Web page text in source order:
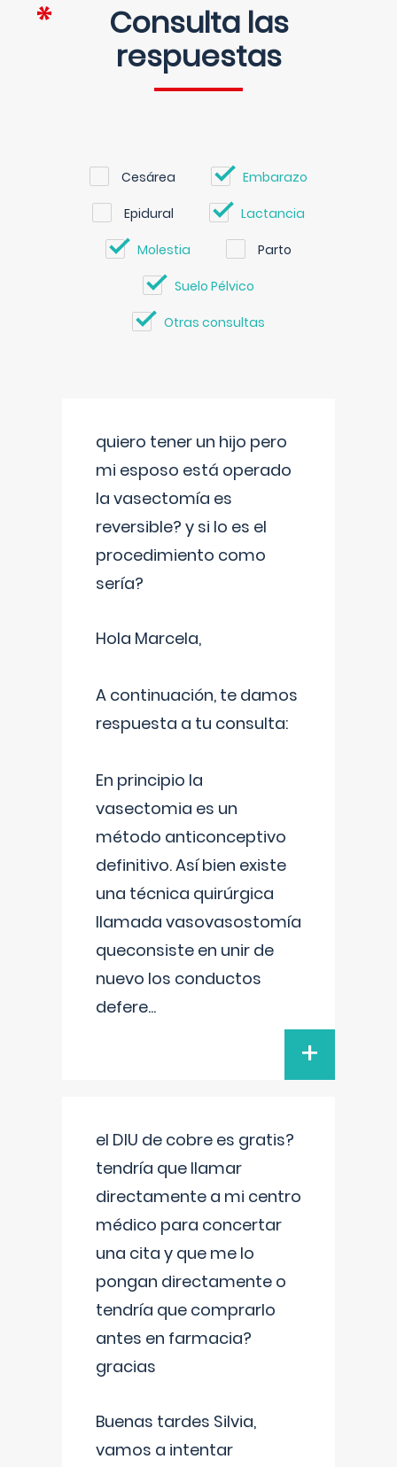
Consulta las
respuestas
Cesárea Embarazo
Epidural Lactancia
Molestia Parto
Suelo Pélvico
Otras consultas
quiero tener un hijo pero
mi esposo está operado
la vasectomía es
reversible? y si lo es el
procedimiento como
sería?
Hola Marcela,
A continuación, te damos
respuesta a tu consulta:
En principio la
vasectomia es un
método anticonceptivo
definitivo. Así bien existe
una técnica quirúrgica
llamada vasovasostomía
queconsiste en unir de
nuevo los conductos
defere...
+
el DIU de cobre es gratis?
tendría que llamar
directamente a mi centro
médico para concertar
una cita y que me lo
pongan directamente o
tendría que comprarlo
antes en farmacia?
gracias
Buenas tardes Silvia,
vamos a intentar